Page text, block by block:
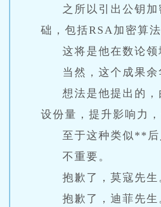
之所以引出公钥
础，包括RSA加密算
这将是他在数论领
当然，这个成果
想法是他提出的
设份量，提升影响力，
至于这种类似**
不重要。
抱歉了，莫寇先生
抱歉了，迪菲先生